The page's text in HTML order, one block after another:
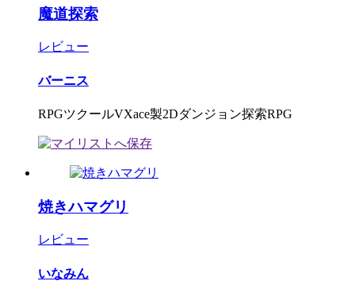
魔道探索
レビュー
バーニス
RPGツクールVXace製2Dダンジョン探索RPG
焼きハマグリ
レビュー
いなみん